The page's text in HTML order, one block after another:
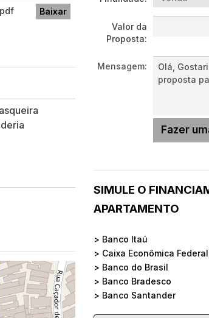
pdf Baixar
Valor da
Proposta:
Mensagem:
SIMULE O
APARTAMENTO
> Banco Itaú
> Caixa Econômica Federal
> Banco do Brasil
> Banco Bradesco
> Banco Santander